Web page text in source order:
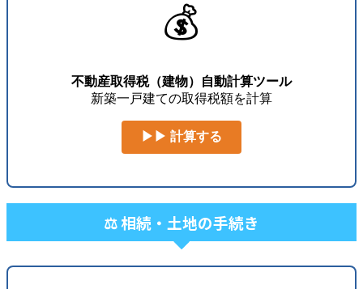
💰
不動産取得税（建物）自動計算ツール
新築一戸建ての取得税額を計算
▶▶ 計算する
⚖️ 相続・土地の手続き